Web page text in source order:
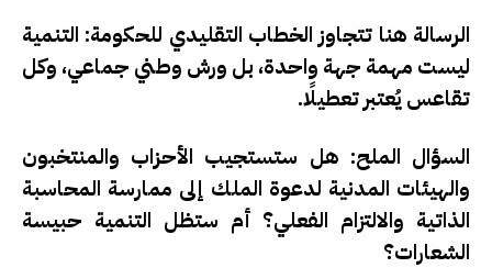
الرسالة هنا تتجاوز الخطاب التقليدي للحكومة: التنمية
ليست مهمة جهة واحدة، بل ورش وطني جماعي، وكل
تقاعس يُعتبر تعطيلًا.
السؤال الملح: هل ستستجيب الأحزاب والمنتخبون
والهيئات المدنية لدعوة الملك إلى ممارسة المحاسبة
الذاتية والالتزام الفعلي؟ أم ستظل التنمية حبيسة
الشعارات؟